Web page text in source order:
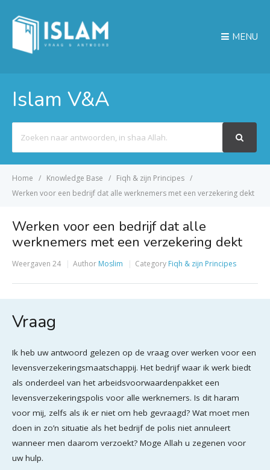
MENU
Islam V&A
For
Home Knowledge Base
Fiqh & zijn Principes
Werken voor een bedrijf dat alle werknemers met een verzekering dekt
Werken voor een bedrijf dat alle
werknemers met een verzekering dekt
Weergaven 24 Author Moslim Category Fiqh & zijn Principes
Vraag
Ik heb uw antwoord gelezen op de vraag over werken voor een
levensverzekeringsmaatschappij. Het bedrijf waar ik werk biedt
als onderdeel van het arbeidsvoorwaardenpakket een
levensverzekeringspolis voor alle werknemers. Is dit haram
voor mij, zelfs als ik er niet om heb gevraagd? Wat moet men
doen in zo’n situatie als het bedrijf de polis niet annuleert
wanneer men daarom verzoekt? Moge Allah u zegenen voor
uw hulp.